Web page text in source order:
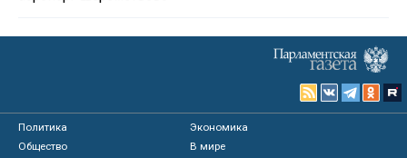
Политика
Экономика
Общество
В мире